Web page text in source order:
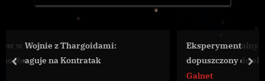
Eksperymentalny stabilizator
dopuszczony do eksploatacji
prev